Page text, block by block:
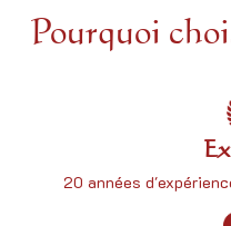
Pourquoi
20 années